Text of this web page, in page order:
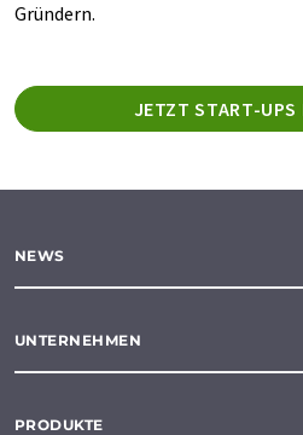
Gründern.
JETZT START-UPS
NEWS
UNTERNEHMEN
PRODUKTE